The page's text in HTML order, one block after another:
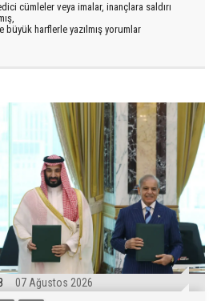
cümleler veya imalar, inançlara saldırı
büyük harflerle yazılmış yorumlar
07 Ağustos 2026